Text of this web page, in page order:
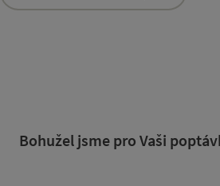
Bohužel jsme pro Vaši